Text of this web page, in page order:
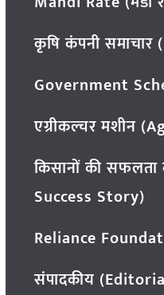
कृषि कंपनी
Government
एग्रीकल्चर मशीन
किसानों की
Success Story)
Reliance
संपादकीय